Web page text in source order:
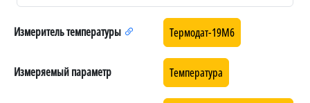
Измеритель температуры Термодат-19М6
Измеряемый параметр Температура